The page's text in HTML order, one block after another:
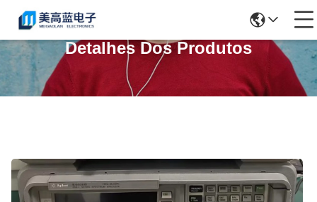
Detalhes Dos Produtos